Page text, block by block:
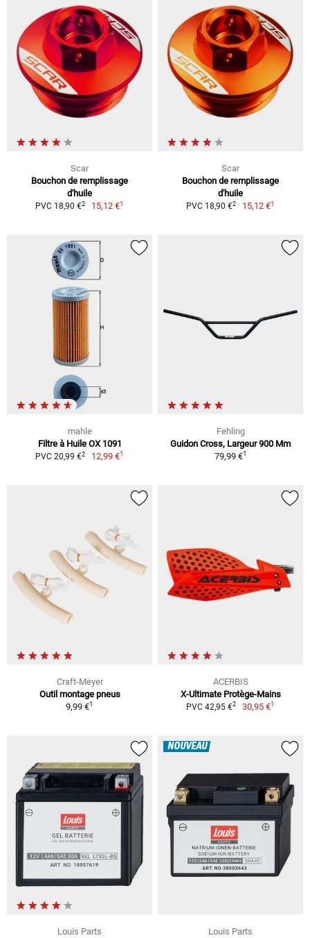
Scar
Bouchon de remplissage
d'huile
PVC 18,90 €2 15,12 €1
Scar
Bouchon de remplissage
d'huile
PVC 18,90 €2 15,12 €1
mahle
Filtre à Huile OX 1091
PVC 20,99 €2 12,99 €1
Fehling
Guidon Cross, Largeur 900 Mm
79,99 €1
Craft-Meyer
Outil montage pneus
9,99 €1
ACERBIS
X-Ultimate Protège-Mains
PVC 42,95 €2 30,95 €1
Louis Parts
NOUVEAU
Louis Parts